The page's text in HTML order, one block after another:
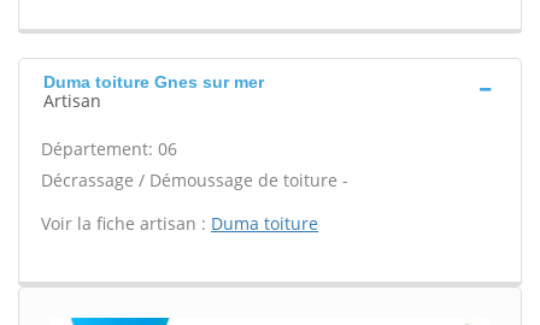
Duma toiture Gnes sur mer
Artisan
Département: 06
Décrassage / Démoussage de toiture -
Voir la fiche artisan : Duma toiture